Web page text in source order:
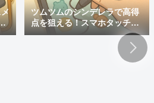
ツムツムのシンデレラで高得
点を狙える！スマホタッチペ
ン